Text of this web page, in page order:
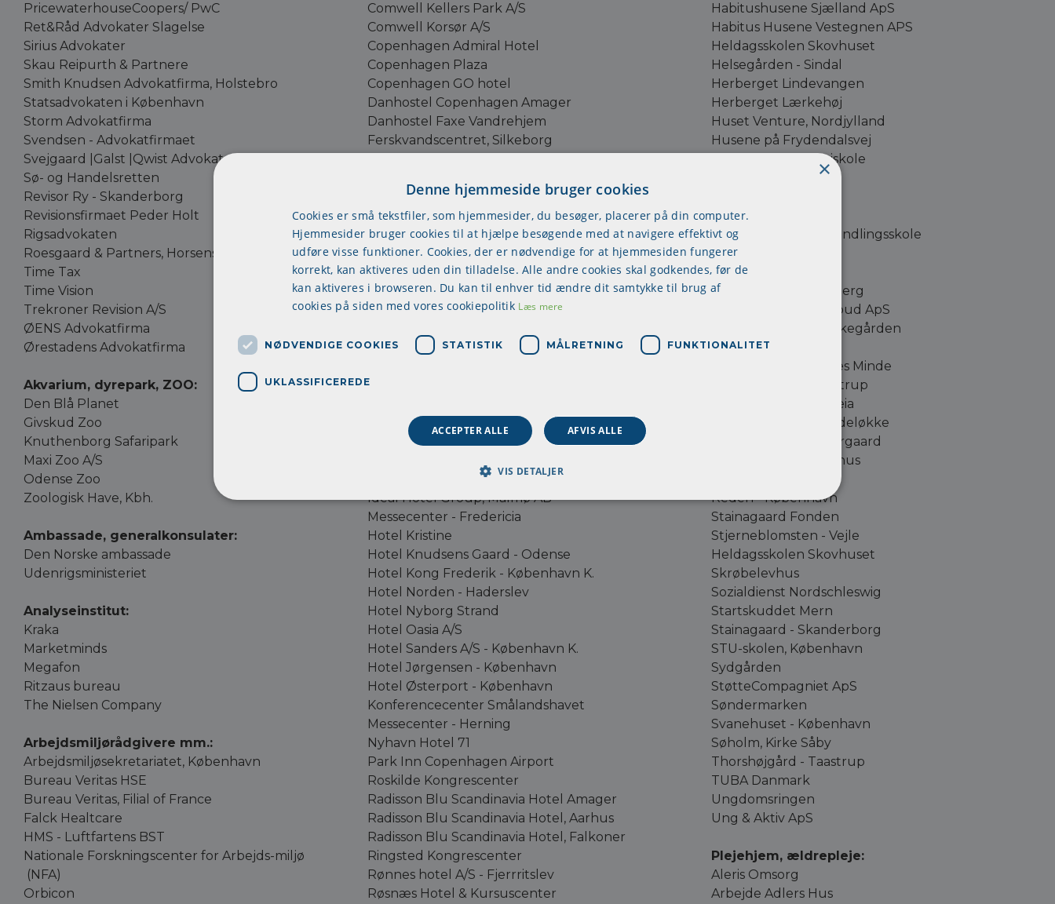
PricewaterhouseCoopers/ PwC
Ret&Råd Advokater Slagelse
Sirius Advokater
Skau Reipurth & Partnere
Smith Knudsen Advokatfirma, Holstebro
Statsadvokaten i København
Storm Advokatfirma
Svendsen - Advokatfirmaet
Svejgaard |Galst |Qwist Advokater
Sø- og Handelsretten
Revisor Ry - Skanderborg
Revisionsfirmaet Peder Holt
Rigsadvokaten
Roesgaard & Partners, Horsens
Time Tax
Time Vision
Trekroner Revision A/S
ØENS Advokatfirma
Ørestadens Advokatfirma
Akvarium, dyrepark, ZOO:
Den Blå Planet
Givskud Zoo
Knuthenborg Safaripark
Maxi Zoo A/S
Odense Zoo
Zoologisk Have, Kbh.
Ambassade, generalkonsulater:
Den Norske ambassade
Udenrigsministeriet
Analyseinstitut:
Kraka
Marketminds
Megafon
Ritzaus bureau
The Nielsen Company
Arbejdsmiljørådgivere mm.:
Arbejdsmiljøsekretariatet, København
Bureau Veritas HSE
Bureau Veritas, Filial of France
Falck Healtcare
HMS - Luftfartens BST
Nationale Forskningscenter for Arbejds-miljø
(NFA)
Orbicon
Comwell Kellers Park A/S
Comwell Korsør A/S
Copenhagen Admiral Hotel
Copenhagen Plaza
Copenhagen GO hotel
Danhostel Copenhagen Amager
Danhostel Faxe Vandrehjem
Ferskvandscentret, Silkeborg
Filskov Kro - Grindsted
Fuglsangcentret
Fuglsøcentret Konferencecenter
Generator Hostels Copenhagen
Golf Hotel Viborg
Guldsmeden Hotels
Hilton Copenhagen ApS
Hotel Bethel, København K.
Hotel Bredal Kro A/S
Hotel Christiansminde, Svendborg
Hotel Hornbækhus
Fuglsøcentret A/S
Ideal Hotel Group, Malmø AB
Messecenter - Fredericia
Hotel Kristine
Hotel Knudsens Gaard - Odense
Hotel Kong Frederik - København K.
Hotel Norden - Haderslev
Hotel Nyborg Strand
Hotel Oasia A/S
Hotel Sanders A/S - København K.
Hotel Jørgensen - København
Hotel Østerport - København
Konferencecenter Smålandshavet
Messecenter - Herning
Nyhavn Hotel 71
Park Inn Copenhagen Airport
Roskilde Kongrescenter
Radisson Blu Scandinavia Hotel Amager
Radisson Blu Scandinavia Hotel, Aarhus
Radisson Blu Scandinavia Hotel, Falkoner
Ringsted Kongrescenter
Rønnes hotel A/S - Fjerrritslev
Røsnæs Hotel & Kursuscenter
Habitushusene Sjælland ApS
Habitus Husene Vestegnen APS
Heldagsskolen Skovhuset
Helsegården - Sindal
Herberget Lindevangen
Herberget Lærkehøj
Huset Venture, Nordjylland
Husene på Frydendalsvej
Juelsminde Daghøjskole
Kariseuddannelsen
Kofoeds Skole
Kompasset, dagbehandlingsskole
LAVUK - København
Livsværk
Lærkehøj Frederiksberg
Mandecentret Botilbud ApS
Opholdsstedet Munkegården
Måløvgård
OK-Hjemmet Helenes Minde
Opholdsstedet Busstrup
Opholdsstedet Paideia
Opholdsstedet Smedeløkke
Opholdsstedet Østergaard
Pensionen Brøndbyhus
Reden - København
Stainagaard Fonden
Stjerneblomsten - Vejle
Heldagsskolen Skovhuset
Skrøbelevhus
Sozialdienst Nordschleswig
Startskuddet Mern
Stainagaard - Skanderborg
STU-skolen, København
Sydgården
StøtteCompagniet ApS
Søndermarken
Svanehuset - København
Søholm, Kirke Såby
Thorshøjgård - Taastrup
TUBA Danmark
Ungdomsringen
Ung & Aktiv ApS
Plejehjem, ældrepleje:
Aleris Omsorg
Arbejde Adlers Hus
×
Denne hjemmeside bruger cookies
Cookies er små tekstfiler, som hjemmesider, du besøger, placerer på din computer.
Hjemmesider bruger cookies til at hjælpe besøgende med at navigere effektivt og
udføre visse funktioner. Cookies, der er nødvendige for at hjemmesiden fungerer
korrekt, kan aktiveres uden din tilladelse. Alle andre cookies skal godkendes, før de
kan aktiveres i browseren. Du kan til enhver tid ændre dit samtykke til brug af
cookies på siden med vores cookiepolitik Læs mere
NØDVENDIGE COOKIES STATISTIK MÅLRETNING FUNKTIONALITET
UKLASSIFICEREDE
ACCEPTER ALLE AFVIS ALLE
VIS DETALJER